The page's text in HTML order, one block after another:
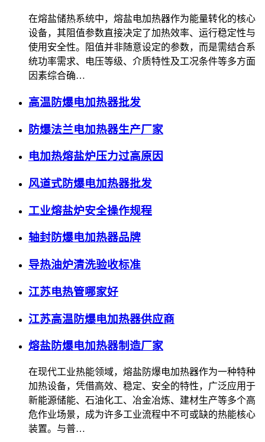
在熔盐储热系统中，熔盐电加热器作为能量转化的核心
设备，其阻值参数直接决定了加热效率、运行稳定性与
使用安全性。阻值并非随意设定的参数，而是需结合系
统功率需求、电压等级、介质特性及工况条件等多方面
因素综合确…
高温防爆电加热器批发
防爆法兰电加热器生产厂家
电加热熔盐炉压力过高原因
风道式防爆电加热器批发
工业熔盐炉安全操作规程
轴封防爆电加热器品牌
导热油炉清洗验收标准
江苏电热管哪家好
江苏高温防爆电加热器供应商
熔盐防爆电加热器制造厂家
在现代工业热能领域，熔盐防爆电加热器作为一种特种
加热设备，凭借高效、稳定、安全的特性，广泛应用于
新能源储能、石油化工、冶金冶炼、建材生产等多个高
危作业场景，成为许多工业流程中不可或缺的热能核心
装置。与普…